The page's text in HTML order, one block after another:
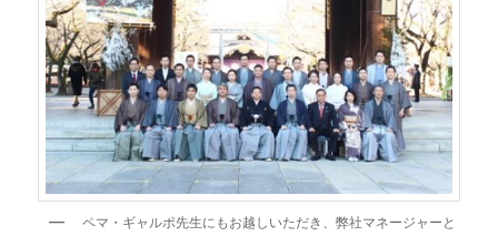
ペマ・ギャルポ先生にもお越しいただき、弊社マネージャーと